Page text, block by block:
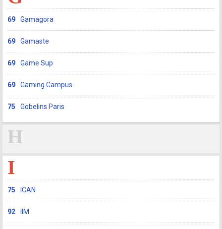
69 Gamagora
69 Gamaste
69 Game Sup
69 Gaming Campus
75 Gobelins Paris
H
I
75 ICAN
92 IIM